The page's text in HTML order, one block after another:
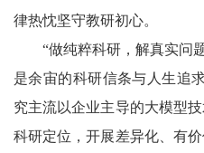
律热忱坚守教研初心。
“做纯粹科研，解真实问
是余宙的科研信条与人生追
究主流以企业主导的大模型
科研定位，开展差异化、有